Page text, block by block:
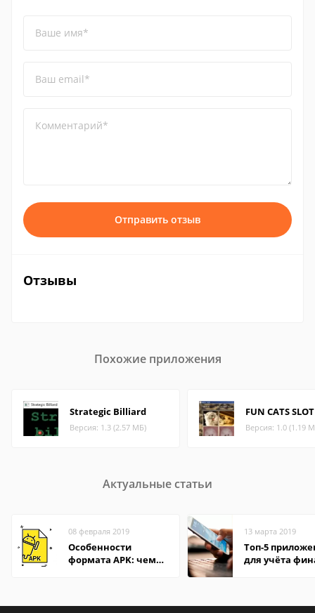
Ваше имя*
Ваш email*
Комментарий*
Отправить отзыв
Отзывы
Похожие приложения
Strategic Billiard
Версия: 1.3 (2.57 МБ)
FUN CATS SLOT
Версия: 1.0 (1.19
Актуальные статьи
08 февраля 2019
Особенности
формата APK: чем
13 марта 2019
Топ-5
для учёта